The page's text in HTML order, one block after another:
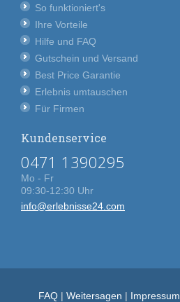
So funktioniert's
Ihre Vorteile
Hilfe und FAQ
Gutschein und Versand
Best Price Garantie
Erlebnis umtauschen
Für Firmen
Kundenservice
0471 1390295
Mo - Fr
09:30-12:30 Uhr
info@erlebnisse24.com
FAQ| Weitersagen | Impressum